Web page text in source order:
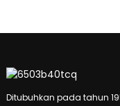
Ditubuhkan pada tahun